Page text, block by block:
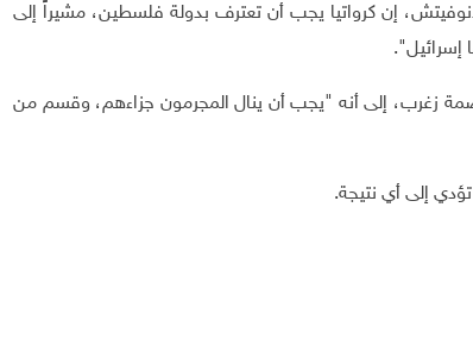
ميلانوفيتش، إن كرواتيا يجب أن تعترف بدولة فلسطين، مشيراً إلى
إسرائيل".
زغرب، إلى أنه "يجب أن ينال المجرمون جزاءهم، وقسم من
إلى أي نتيجة.